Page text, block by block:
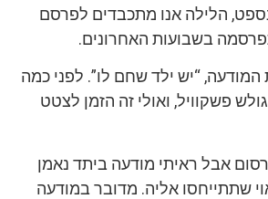
הלילה אנו מתכבדים לפרסם
בשבועות האחרונים.
המודעה, “יש ילד שחם לו”. לפני כמה
פשקוויל, ואולי זה הזמן לצטט
אבל ראיתי מודעה ביתד נאמן
שתתייחסו אליה. מדובר במודעה